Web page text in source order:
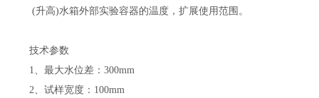
(升高)水箱外部实验容器的温度，扩展使用范围。
技术参数
1
、最大水位差：300mm
2 、试样宽度： 100mm